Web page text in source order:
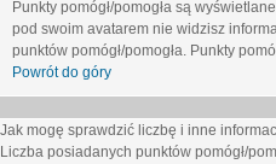
Punkty pomógł/pomogła są
pod swoim avatarem nie widzisz
punktów pomógł/pomogła. Punkty
Powrót do góry
Jak mogę sprawdzić liczbę i inne
Liczba posiadanych punktów pomógł/